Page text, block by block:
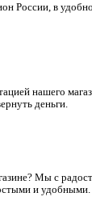
России, в
нашего
деньги.
Мы с
и удобными.